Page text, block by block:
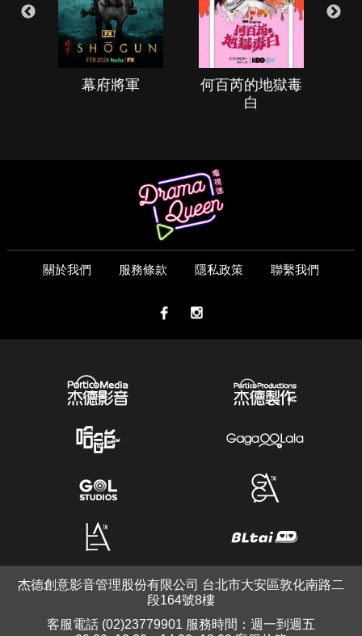
幕府將軍
何百芮的地獄毒
白
關於我們 服務條款 隱私政策 聯繫我們
杰德創意影音管理股份有限公司 台北市大安區敦化南路二
段164號8樓
客服電話 (02)23779901 服務時間：週一到週五